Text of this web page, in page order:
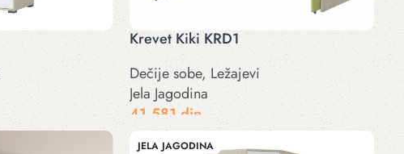
Krevet Kiki KRD1
Dečije sobe, Ležajevi
Jela Jagodina
41.581 din
JELA JAGODINA